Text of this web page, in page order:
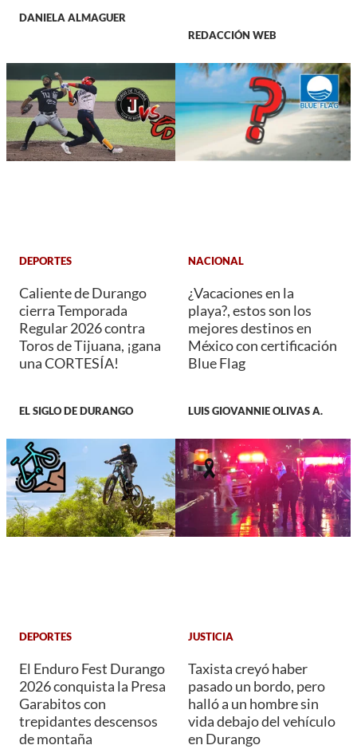
DANIELA ALMAGUER
REDACCIÓN WEB
DEPORTES
Caliente de Durango
cierra Temporada
Regular 2026 contra
Toros de Tijuana, ¡gana
una CORTESÍA!
EL SIGLO DE DURANGO
NACIONAL
¿Vacaciones en la
playa?, estos son los
mejores destinos en
México con certificación
Blue Flag
LUIS GIOVANNIE OLIVAS A.
DEPORTES
El Enduro Fest Durango
2026 conquista la Presa
Garabitos con
trepidantes descensos
de montaña
JUSTICIA
Taxista creyó haber
pasado un bordo, pero
halló a un hombre sin
vida debajo del vehículo
en Durango